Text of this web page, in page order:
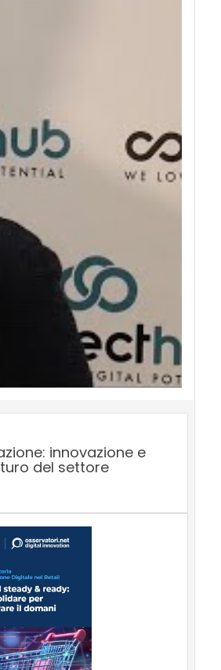
innovazione e
del settore